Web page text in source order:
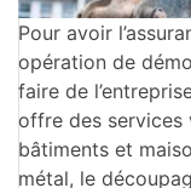
Pour avoir
opération de
faire de
offre des services
bâtiments et
métal, le